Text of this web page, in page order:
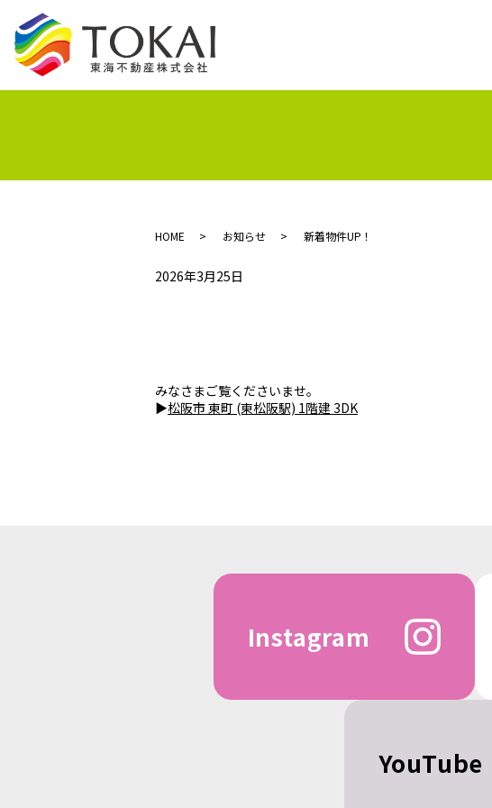
HOME お知らせ 新着物件UP！
2026年3月25日
みなさまご覧くださいませ。
▶松阪市 東町 (東松阪駅) 1階建 3DK
Instagram
YouTube